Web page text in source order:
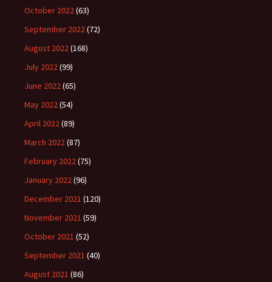
October 2022(63)
September 2022(72)
August 2022(168)
July 2022(99)
June 2022(65)
May 2022(54)
April 2022(89)
March 2022(87)
February 2022(75)
January 2022(96)
December 2021 (120)
November 2021 (59)
October 2021 (52)
September 2021 (40)
August 2021 (86)